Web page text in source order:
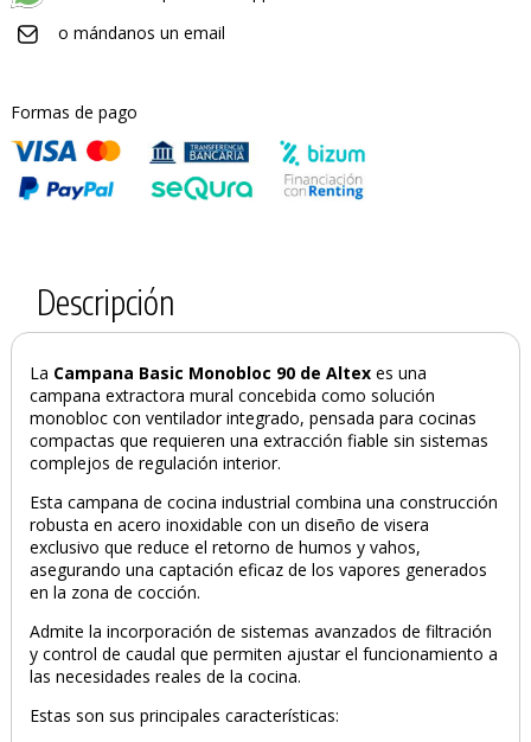
o mándanos un email
Formas de pago
Descripción
La Campana Basic Monobloc 90 de Altex es una
campana extractora mural concebida como solución
monobloc con ventilador integrado, pensada para cocinas
compactas que requieren una extracción fiable sin sistemas
complejos de regulación interior.
Esta campana de cocina industrial combina una construcción
robusta en acero inoxidable con un diseño de visera
exclusivo que reduce el retorno de humos y vahos,
asegurando una captación eficaz de los vapores generados
en la zona de cocción.
Admite la incorporación de sistemas avanzados de filtración
y control de caudal que permiten ajustar el funcionamiento a
las necesidades reales de la cocina.
Estas son sus principales características: